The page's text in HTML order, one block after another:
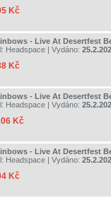
Kč
- Live At Desertfest
Headspace | Vydáno:
Kč
- Live At Desertfest
Headspace | Vydáno:
Kč
- Live At Desertfest
Headspace | Vydáno:
Kč